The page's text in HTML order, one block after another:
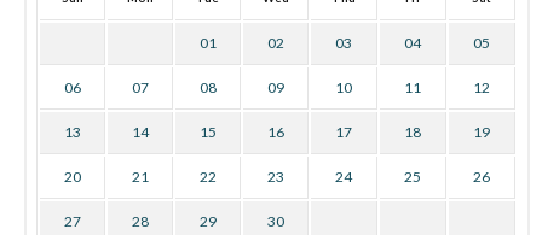
01 02 03 04 05
06 07 08 09 10 11 12
13 14 15 16 17 18 19
20 21 22 23 24 25 26
27 28 29 30